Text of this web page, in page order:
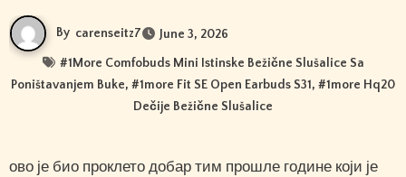
By carenseitz7 June 3, 2026
#1More Comfobuds Mini Istinske Bežične Slušalice Sa
Poništavanjem Buke, #1more Fit SE Open Earbuds S31, #1more Hq20
Dečije Bežične Slušalice
ово је био проклето добар тим прошле године који је